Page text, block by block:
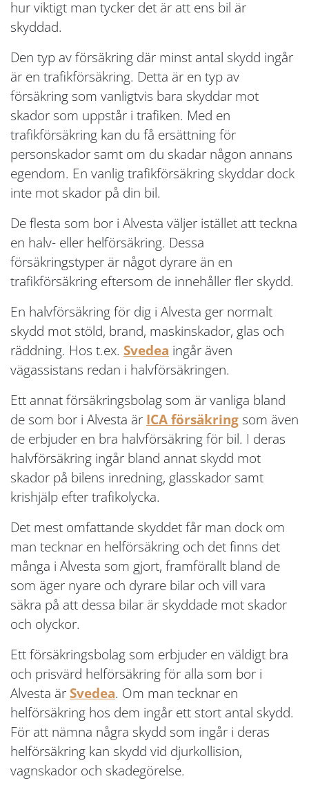
hur viktigt man tycker det är att ens bil är
skyddad.
Den typ av försäkring där minst antal skydd ingår
är en trafikförsäkring. Detta är en typ av
försäkring som vanligtvis bara skyddar mot
skador som uppstår i trafiken. Med en
trafikförsäkring kan du få ersättning för
personskador samt om du skadar någon annans
egendom. En vanlig trafikförsäkring skyddar dock
inte mot skador på din bil.
De flesta som bor i Alvesta väljer istället att teckna
en halv- eller helförsäkring. Dessa
försäkringstyper är något dyrare än en
trafikförsäkring eftersom de innehåller fler skydd.
En halvförsäkring för dig i Alvesta ger normalt
skydd mot stöld, brand, maskinskador, glas och
räddning. Hos t.ex. Svedea ingår även
vägassistans redan i halvförsäkringen.
Ett annat försäkringsbolag som är vanliga bland
de som bor i Alvesta är ICA försäkring som även
de erbjuder en bra halvförsäkring för bil. I deras
halvförsäkring ingår bland annat skydd mot
skador på bilens inredning, glasskador samt
krishjälp efter trafikolycka.
Det mest omfattande skyddet får man dock om
man tecknar en helförsäkring och det finns det
många i Alvesta som gjort, framförallt bland de
som äger nyare och dyrare bilar och vill vara
säkra på att dessa bilar är skyddade mot skador
och olyckor.
Ett försäkringsbolag som erbjuder en väldigt bra
och prisvärd helförsäkring för alla som bor i
Alvesta är Svedea. Om man tecknar en
helförsäkring hos dem ingår ett stort antal skydd.
För att nämna några skydd som ingår i deras
helförsäkring kan skydd vid djurkollision,
vagnskador och skadegörelse.